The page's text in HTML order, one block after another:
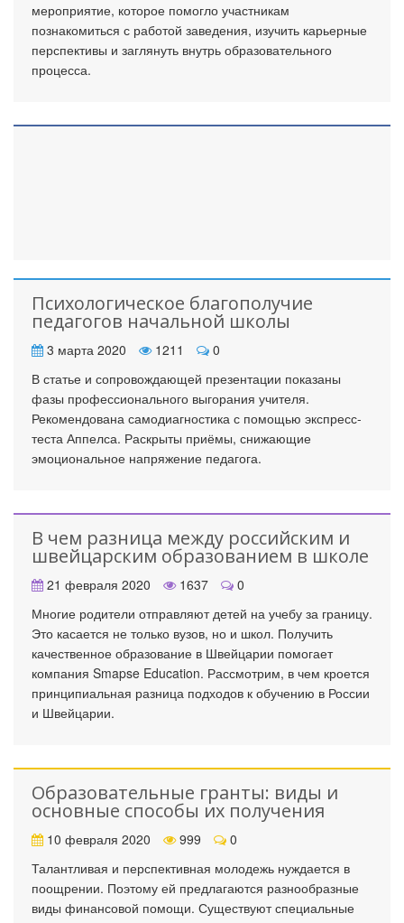
мероприятие, которое помогло участникам
познакомиться с работой заведения, изучить карьерные
перспективы и заглянуть внутрь образовательного
процесса.
Психологическое благополучие
педагогов начальной школы
3 марта 2020 1211
0
В статье и сопровождающей презентации показаны
фазы профессионального выгорания учителя.
Рекомендована самодиагностика с помощью экспресс-
теста Аппелса. Раскрыты приёмы, снижающие
эмоциональное напряжение педагога.
В чем разница между российским и
швейцарским образованием в школе
21 февраля 2020 1637
0
Многие родители отправляют детей на учебу за границу.
Это касается не только вузов, но и школ. Получить
качественное образование в Швейцарии помогает
компания Smapse Education. Рассмотрим, в чем кроется
принципиальная разница подходов к обучению в России
и Швейцарии.
Образовательные гранты: виды и
основные способы их получения
10 февраля 2020 999
0
Талантливая и перспективная молодежь нуждается в
поощрении. Поэтому ей предлагаются разнообразные
виды финансовой помощи. Существуют специальные